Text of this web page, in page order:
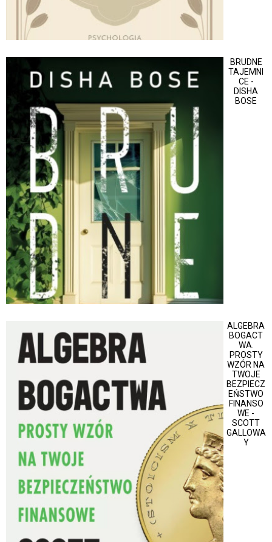
BRUDNE
TAJEMNI
CE -
DISHA
BOSE
ALGEBRA
BOGACT
WA.
PROSTY
WZÓR NA
TWOJE
BEZPIECZ
EŃSTWO
FINANSO
WE -
SCOTT
GALLOWA
Y